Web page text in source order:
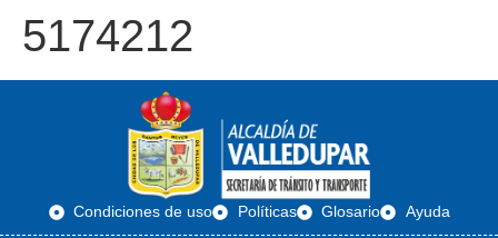
5174212
Condiciones de uso Políticas Glosario Ayuda